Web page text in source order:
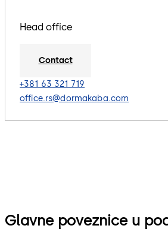
Head office
Contact
+381 63 321 719
office.rs@dormakaba.com
Glavne poveznice u